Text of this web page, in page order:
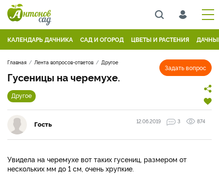
КАЛЕНДАРЬ ДАЧНИКА САД И ОГОРОД ЦВЕТЫ И РАСТЕНИЯ
Задать вопрос
Главная Лента вопросов-ответов Другое
Гусеницы на черемухе.
Другое
Гость 12.06.2019 3 874
Увидела на черемухе вот таких гусениц, размером от
нескольких мм до 1 см, очень хрупкие.